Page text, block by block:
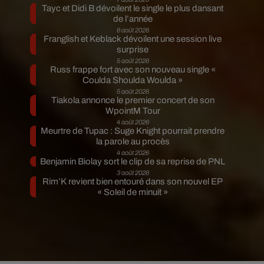
Tayc et Didi B dévoilent le single le plus dansant
de l’année
6 août 2026
Franglish et Keblack dévoilent une session live
surprise
5 août 2026
Russ frappe fort avec son nouveau single «
Coulda Shoulda Woulda »
5 août 2026
Tiakola annonce le premier concert de son
WpointM Tour
4 août 2026
Meurtre de Tupac : Suge Knight pourrait prendre
la parole au procès
4 août 2026
Benjamin Biolay sort le clip de sa reprise de PNL
3 août 2026
Rim’K revient bien entouré dans son nouvel EP
« Soleil de minuit »